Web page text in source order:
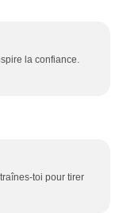
la confiance.
toi pour tirer